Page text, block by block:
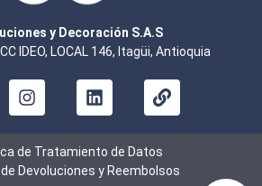
y Decoración S.A.S
IDEO, LOCAL 146, Itagüi, Antioquia
de Tratamiento de Datos
Devoluciones y Reembolsos